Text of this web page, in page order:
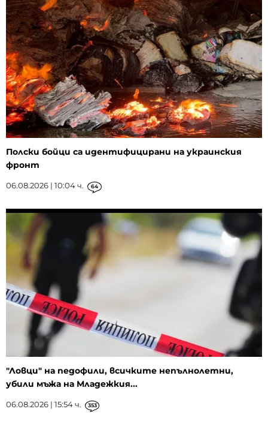
Полски бойци са идентифицирани на украинския
фронт
06.08.2026 | 10:04 ч. 64
"Ловци" на педофили, всичките непълнолетни,
убили мъжа на Младежкия...
06.08.2026 | 15:54 ч. 353